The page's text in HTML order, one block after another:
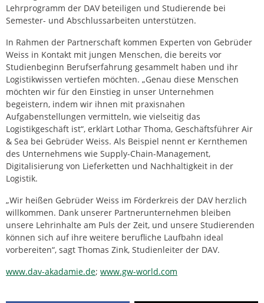
Lehrprogramm der DAV beteiligen und Studierende bei
Semester- und Abschlussarbeiten unterstützen.
In Rahmen der Partnerschaft kommen Experten von Gebrüder
Weiss in Kontakt mit jungen Menschen, die bereits vor
Studienbeginn Berufserfahrung gesammelt haben und ihr
Logistikwissen vertiefen möchten. „Genau diese Menschen
möchten wir für den Einstieg in unser Unternehmen
begeistern, indem wir ihnen mit praxisnahen
Aufgabenstellungen vermitteln, wie vielseitig das
Logistikgeschäft ist“, erklärt Lothar Thoma, Geschäftsführer Air
& Sea bei Gebrüder Weiss. Als Beispiel nennt er Kernthemen
des Unternehmens wie Supply-Chain-Management,
Digitalisierung von Lieferketten und Nachhaltigkeit in der
Logistik.
„Wir heißen Gebrüder Weiss im Förderkreis der DAV herzlich
willkommen. Dank unserer Partnerunternehmen bleiben
unsere Lehrinhalte am Puls der Zeit, und unsere Studierenden
können sich auf ihre weitere berufliche Laufbahn ideal
vorbereiten“, sagt Thomas Zink, Studienleiter der DAV.
www.dav-akadamie.de; www.gw-world.com